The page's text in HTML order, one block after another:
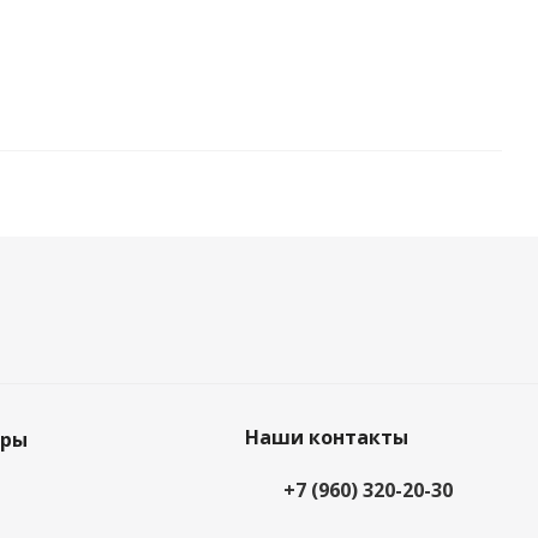
Наши контакты
+7 (960) 320-20-30